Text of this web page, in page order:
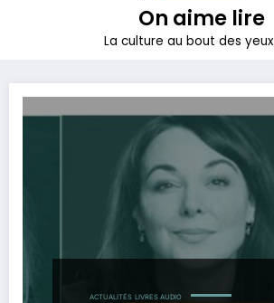
On aime lire
La culture au bout des yeux
ACTUALITÉS LIVRES AUDIO